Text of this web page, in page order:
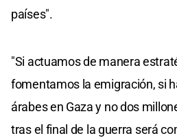
países".
"Si actuamos de manera
fomentamos la emigración, si
árabes en Gaza y no dos
tras el final de la guerra será